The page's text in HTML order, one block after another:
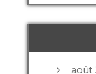
août